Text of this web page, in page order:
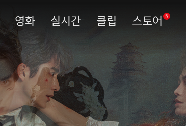
영화 실시간 클립 스토어 N